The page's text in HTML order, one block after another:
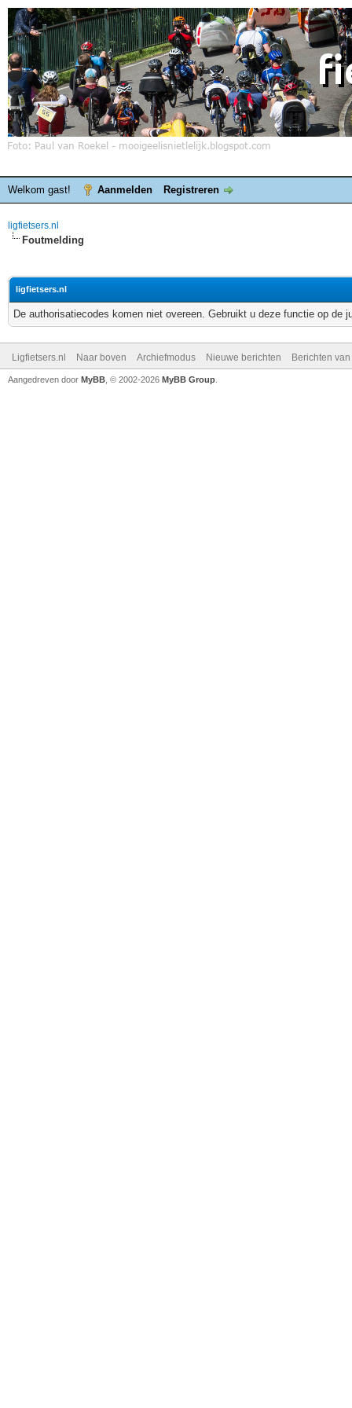
Welkom gast! Aanmelden Registreren
ligfietsers.nl
Foutmelding
ligfietsers.nl
De authorisatiecodes komen niet overeen. Gebruikt u deze functie op de
Ligfietsers.nl Naar boven Archiefmodus Nieuwe berichten Berichten
Aangedreven door MyBB , © 2002-2026 MyBB Group